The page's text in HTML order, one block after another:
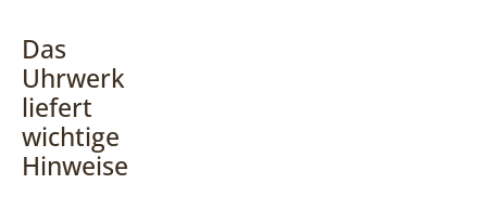
Das
Uhrwerk
liefert
wichtige
Hinweise